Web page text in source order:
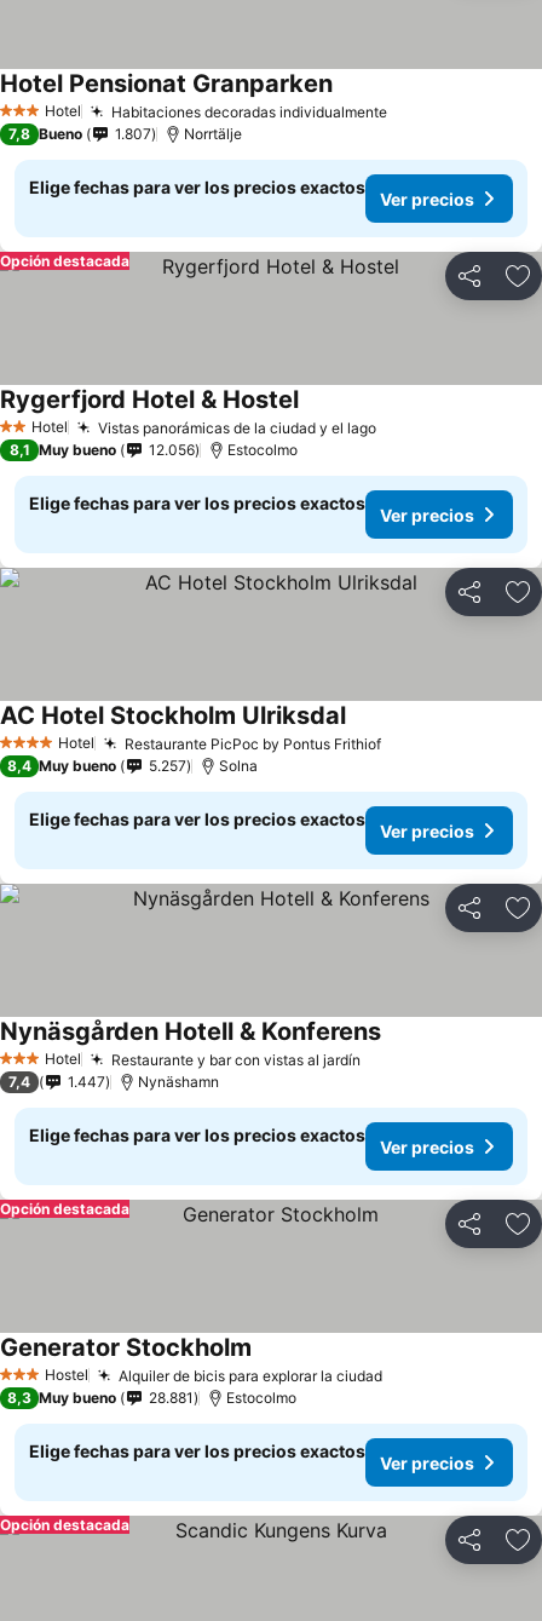
3 Estrellas
Hotel Habitaciones decoradas individualmenteVer precios
Hotel Pensionat GranparkenVer precios
7,8 Bueno 1.807 Norrtälje
Elige fechas para ver los precios exactos
Ver precios
Compartir
Opción destacada
2 Estrellas
Hotel Vistas panorámicas de la ciudad y el lagoVer precios
Rygerfjord Hotel & HostelVer precios
8,1 Muy bueno 12.056 Estocolmo
Elige fechas para ver los precios exactos
Ver precios
Compartir
4 EstrellasHotel Restaurante PicPoc by Pontus FrithiofVer precios
AC Hotel Stockholm UlriksdalVer precios
8,4 Muy bueno 5.257 Solna
Elige fechas para ver los precios exactos
Ver precios
Compartir
3 Estrellas
Hotel Restaurante y bar con vistas al jardín
Nynäsgården Hotell & KonferensVer precios
7,4 1.447 Nynäshamn
Elige fechas para ver los precios exactos
Ver precios
Compartir
Opción destacada
3 EstrellasHostel Alquiler de bicis para explorar la ciudadVer precios
Generator Stockholm
8,3 Muy bueno 28.881 Estocolmo
Elige fechas para ver los precios exactos
Ver precios
Compartir
Opción destacada